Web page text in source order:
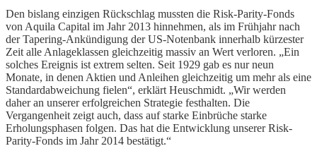
Den bislang einzigen Rückschlag mussten die Risk-Parity-Fonds
von Aquila Capital im Jahr 2013 hinnehmen, als im Frühjahr nach
der Tapering-Ankündigung der US-Notenbank innerhalb kürzester
Zeit alle Anlageklassen gleichzeitig massiv an Wert verloren. „Ein
solches Ereignis ist extrem selten. Seit 1929 gab es nur neun
Monate, in denen Aktien und Anleihen gleichzeitig um mehr als eine
Standardabweichung fielen“, erklärt Heuschmidt. „Wir werden
daher an unserer erfolgreichen Strategie festhalten. Die
Vergangenheit zeigt auch, dass auf starke Einbrüche starke
Erholungsphasen folgen. Das hat die Entwicklung unserer Risk-
Parity-Fonds im Jahr 2014 bestätigt.“